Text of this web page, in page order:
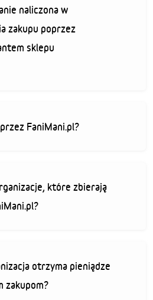
naliczona w
zakupu poprzez
sklepu
FaniMani.pl?
które zbierają
otrzyma pieniądze
zakupom?